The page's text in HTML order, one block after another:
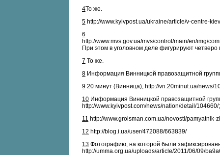
4То же.
5 http://www.kyivpost.ua/ukraine/article/v-centre-
6
http://www.mvs.gov.ua/mvs/control/main/en/img/
При этом в уголовном деле фигурируют
7 То же.
8 Информация Винницкой правозащитной
9 20 минут (Винница), http://vn.20minut.ua/news/
10 Информация Винницкой правозащитной
http://www.kyivpost.com/news/nation/detail/104660/;
11 http://www.groisman.com.ua/novosti/
12 http://blog.i.ua/user/472088/663839/
13 Фотографию, на которой были
http://umma.org.ua/uploads/article/2011/06/09/